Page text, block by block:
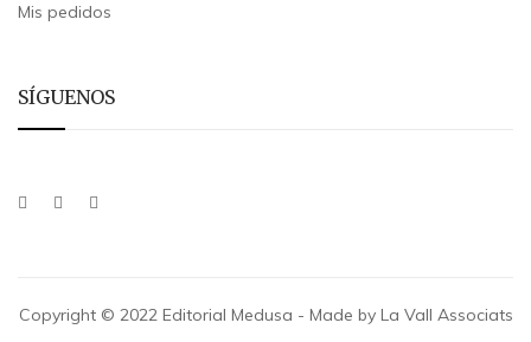
Mis pedidos
SÍGUENOS
Copyright © 2022 Editorial Medusa - Made by La Vall Associats